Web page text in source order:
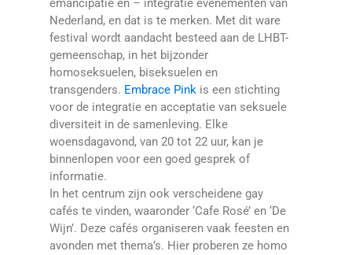
emancipatie en – integratie evenementen van
Nederland, en dat is te merken. Met dit ware
festival wordt aandacht besteed aan de LHBT-
gemeenschap, in het bijzonder
homoseksuelen, biseksuelen en
transgenders. Embrace Pinkis een stichting
voor de integratie en acceptatie van seksuele
diversiteit in de samenleving. Elke
woensdagavond, van 20 tot 22 uur, kan je
binnenlopen voor een goed gesprek of
informatie.
In het centrum zijn ook verscheidene gay
cafés te vinden, waaronder ‘Cafe Rosé’ en ‘De
Wijn’. Deze cafés organiseren vaak feesten en
avonden met thema’s. Hier proberen ze homo